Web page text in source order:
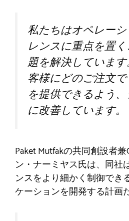
私たちはオペレー
レンスに重点を置
題を解決していま
客様にどのご注文
を提供できるよう
に改善しています。
Paket Mutfakの共同創設者
ン・ナーミヤス氏は、同社
ンスをより細かく制御でき
ケーションを開発する計画